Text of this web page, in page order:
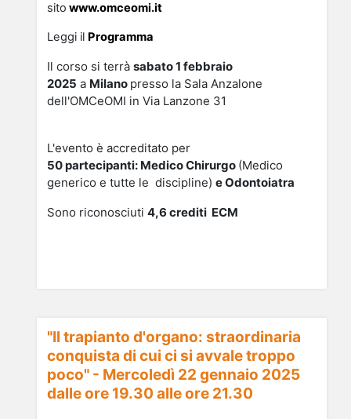
sito www.omceomi.it
Leggi il Programma
Il corso si terrà sabato 1 febbraio
2025 a Milano presso la Sala Anzalone
dell'OMCeOMI in Via Lanzone 31
L'evento è accreditato per
50partecipanti: Medico Chirurgo (Medico
generico e tutte le discipline) e Odontoiatra
Sono riconosciuti 4,6 crediti ECM
"Il trapianto d'organo: straordinaria
conquista di cui ci si avvale troppo
poco" - Mercoledì 22 gennaio 2025
dalle ore 19.30 alle ore 21.30